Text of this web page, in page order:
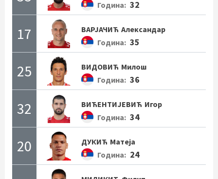
Година: 32
17 ВАРЈАЧИЋ Александар
Година: 35
25 ВИДОВИЋ Милош
Година: 36
32 ВИЋЕНТИЈЕВИЋ Игор
Година: 34
20 ДУКИЋ Матеја
Година: 24